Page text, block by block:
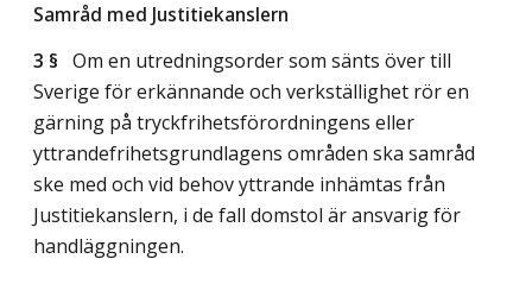
Samråd med Justitiekanslern
3 § Om en utredningsorder som sänts över till
Sverige för erkännande och verkställighet rör en
gärning på tryckfrihetsförordningens eller
yttrandefrihetsgrundlagens områden ska samråd
ske med och vid behov yttrande inhämtas från
Justitiekanslern, i de fall domstol är ansvarig för
handläggningen.